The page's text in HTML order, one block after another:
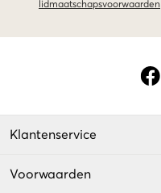
lidmaatschapsvoorwaarden
Klantenservice
Voorwaarden